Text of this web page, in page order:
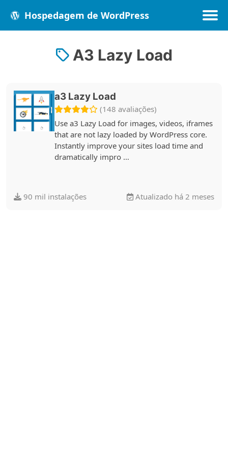
Hospedagem de WordPress
Populares
Recentes
Melhores
A3 Lazy Load
a3 Lazy Load
(148 avaliações)
Use a3 Lazy Load for images, videos, iframes
that are not lazy loaded by WordPress core.
Instantly improve your sites load time and
dramatically impro …
90 mil instalações Atualizado há 2 meses